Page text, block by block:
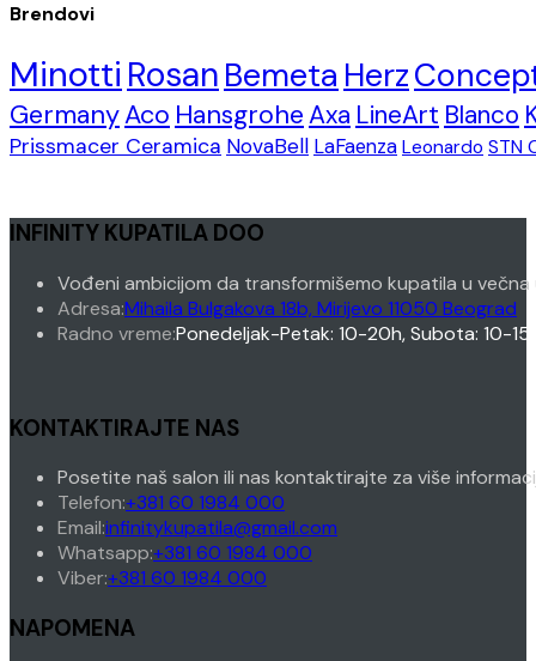
Brendovi
Minotti Rosan Bemeta Herz
GermanyAco HansgroheAxa LineArt Blanco
Prissmacer Ceramica NovaBell LaFaenza Leonardo STN
INFINITY KUPATILA DOO
Vođeni ambicijom da transformišemo kupatila u večna
Adresa:Mihaila Bulgakova 18b, Mirijevo 11050 Beograd
Radno vreme:Ponedeljak-Petak: 10-20h, Subota: 10-
KONTAKTIRAJTE NAS
Posetite naš salon ili nas kontaktirajte za više
Telefon:+381 60 1984 000
in
your
Email:infinitykupatila@gmail.com
Whatsapp:+381 60 1984 000
Viber:+381 60 1984 000
NAPOMENA